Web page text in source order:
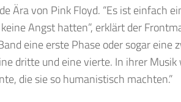
Ära von Pink Floyd. “Es ist einfach
Angst hatten”, erklärt der
eine erste Phase oder sogar eine
dritte und eine vierte. In ihrer Musik
die sie so humanistisch machten.”